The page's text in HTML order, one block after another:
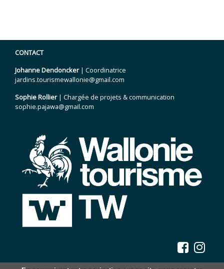
CONTACT
Johanne Dendoncker| Coordinatrice
jardins.tourismewallonie@gmail.com
Sophie Rollier| Chargée de projets & communication
sophie.pajawa@gmail.com